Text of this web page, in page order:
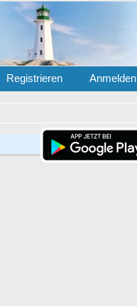
Anmelden
Registrieren